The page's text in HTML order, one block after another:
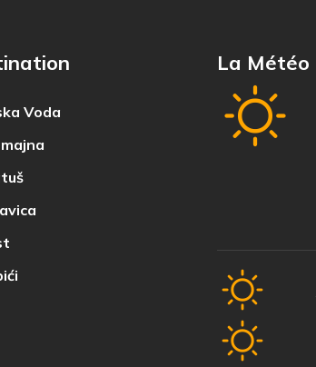
Voda
La Météo